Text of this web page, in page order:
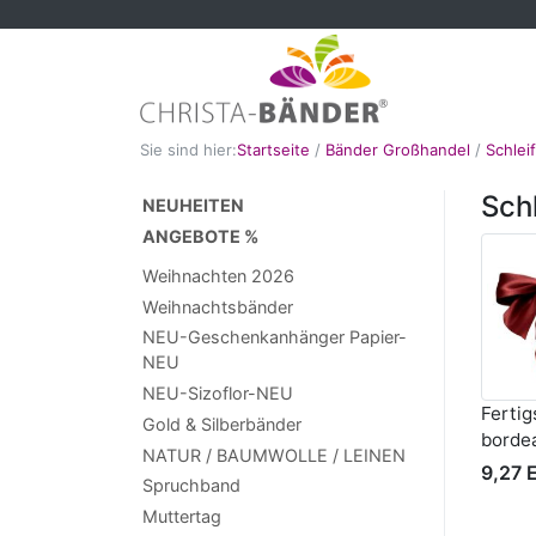
Sie sind hier:Startseite / Bänder Großhandel /
NEUHEITEN
ANGEBOTE %
Weihnachten 2026
Weihnachtsbänder
NEU-Geschenkanhänger Papier-
NEU
NEU-Sizoflor-NEU
Gold & Silberbänder
NATUR / BAUMWOLLE / LEINEN
Spruchband
Muttertag
9,27